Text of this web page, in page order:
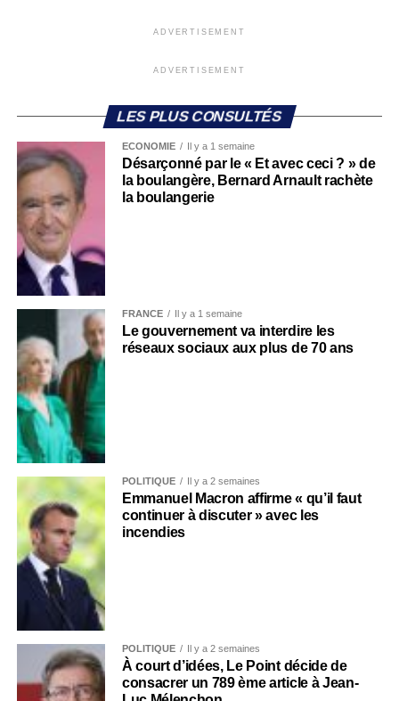
ADVERTISEMENT
ADVERTISEMENT
LES PLUS CONSULTÉS
ECONOMIE Il y a 1 semaine
Désarçonné par le « Et avec ceci ? » de
la boulangère, Bernard Arnault rachète
la boulangerie
FRANCE Il y a 1 semaine
Le gouvernement va interdire les
réseaux sociaux aux plus de 70 ans
POLITIQUE Il y a 2 semaines
Emmanuel Macron affirme « qu’il faut
continuer à discuter » avec les
incendies
POLITIQUE Il y a 2 semaines
À court d’idées, Le Point décide de
consacrer un 789 ème article à Jean-